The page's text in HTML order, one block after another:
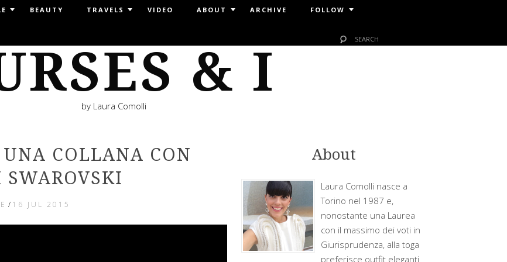
BEAUTY TRAVELS VIDEO ABOUT ARCHIVE FOLLOW
& I
by Laura Comolli
COLLANA CON
/ 16 JUL 2015
About
Laura Comolli nasce a
Torino nel 1987 e,
nonostante una Laurea
con il massimo dei voti in
Giurisprudenza, alla toga
preferisce outfit eleganti